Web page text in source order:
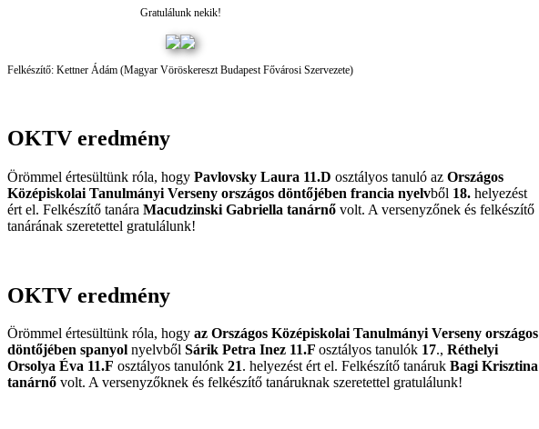
Gratulálunk nekik!
Felkészítő: Kettner Ádám (Magyar Vöröskereszt Budapest Fővárosi Szervezete)
OKTV eredmény
Örömmel értesültünk róla, hogy Pavlovsky Laura 11.D osztályos tanuló az Országos
Középiskolai Tanulmányi Verseny országos döntőjében francia nyelvből 18. helyezést
ért el. Felkészítő tanára Macudzinski Gabriella tanárnő volt. A versenyzőnek és felkészítő
tanárának szeretettel gratulálunk!
OKTV eredmény
Örömmel értesültünk róla, hogy az Országos Középiskolai Tanulmányi Verseny országos
döntőjében spanyol nyelvből Sárik Petra Inez 11.F osztályos tanulók 17., Réthelyi
Orsolya Éva 11.F osztályos tanulónk 21. helyezést ért el. Felkészítő tanáruk Bagi Krisztina
tanárnő volt. A versenyzőknek és felkészítő tanáruknak szeretettel gratulálunk!